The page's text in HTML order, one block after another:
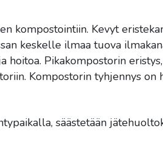
kompostointiin. Kevyt
keskelle ilmaa tuova
Pikakompostorin
Kompostorin tyhjennys
säästetään